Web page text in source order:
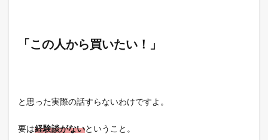
「この人から買いたい！」
と思った実際の話すらないわけですよ。
要は経験談がないということ。